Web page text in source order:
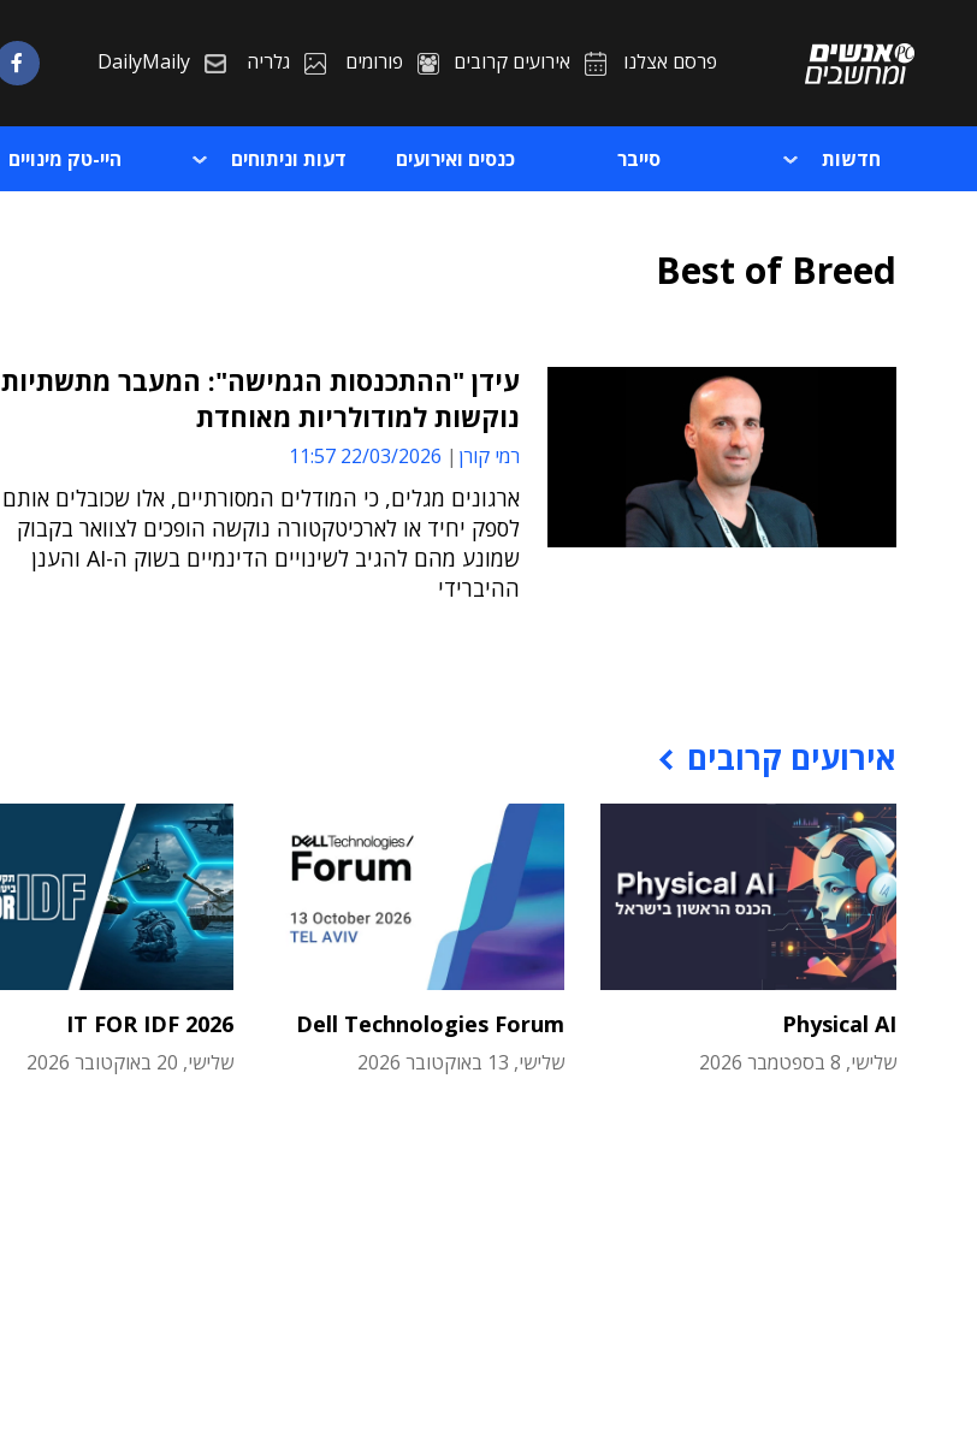
פרסם אצלנו אירועים קרובים פורומים גלריה DailyMaily
חדשות סייבר כנסים ואירועים דעות וניתוחים היי-טק מינויים
Best of Breed
עידן "ההתכנסות הגמישה": המעבר מתשתיות
נוקשות למודולריות מאוחדת
רמי קורן 22/03/2026 11:57
ארגונים מגלים, כי המודלים המסורתיים, אלו שכובלים אותם
לספק יחיד או לארכיטקטורה נוקשה הופכים לצוואר בקבוק
שמונע מהם להגיב לשינויים הדינמיים בשוק ה-AI והענן
ההיברידי
אירועים קרובים
Physical AI
שלישי, 8 בספטמבר 2026
Dell Technologies Forum
שלישי, 13 באוקטובר 2026
IT FOR IDF 2026
שלישי, 20 באוקטובר 2026